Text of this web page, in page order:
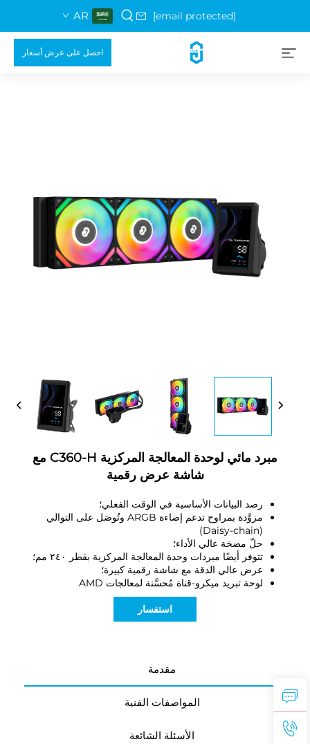
[email protected]
AR
احصل على عرض أسعار
مبرد مائي لوحدة المعالجة المركزية C360-H مع
شاشة عرض رقمية
رصد البيانات الأساسية في الوقت الفعلي؛
مزوَّدة بمراوح تدعم إضاءة ARGB وتُوصَل على التوالي
(Daisy-chain)
حلّ مضخة عالي الأداء؛
تتوفر أيضًا مبردات وحدة المعالجة المركزية بقطر ٢٤٠ مم؛
عرض عالي الدقة مع شاشة رقمية كبيرة؛
لوحة تبريد ميكرو-قناة مُحسَّنة لمعالجات AMD
استفسار
مقدمة
المواصفات الفنية
الأسئلة الشائعة